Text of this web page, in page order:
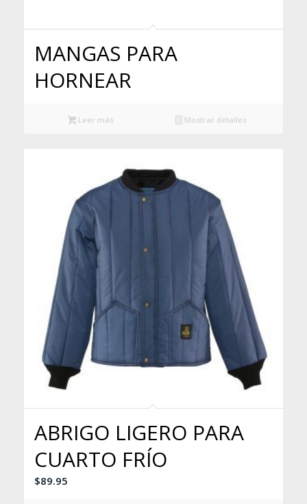
MANGAS PARA
HORNEAR
Leer más Mostrar detalles
ABRIGO LIGERO PARA
CUARTO FRÍO
$89.95